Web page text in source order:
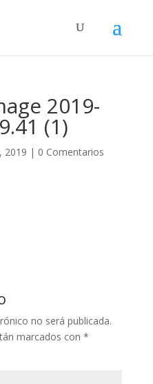
2019-
(1)
2019 | 0 Comentarios
no será publicada.
marcados con *